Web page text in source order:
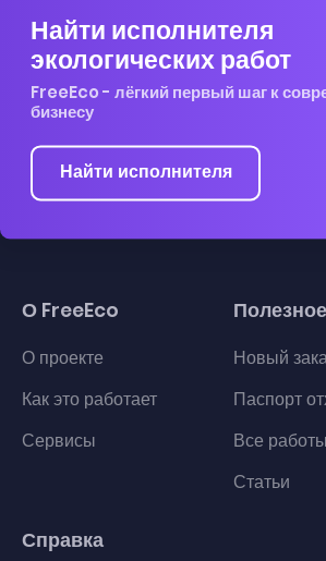
Найти исполнителя
экологических работ
FreeEco - лёгкий первый шаг к
бизнесу
Найти исполнителя
О FreeEco
О проекте
Как это работает
Сервисы
Полезное
Новый
Паспорт
Все работы
Статьи
Справка